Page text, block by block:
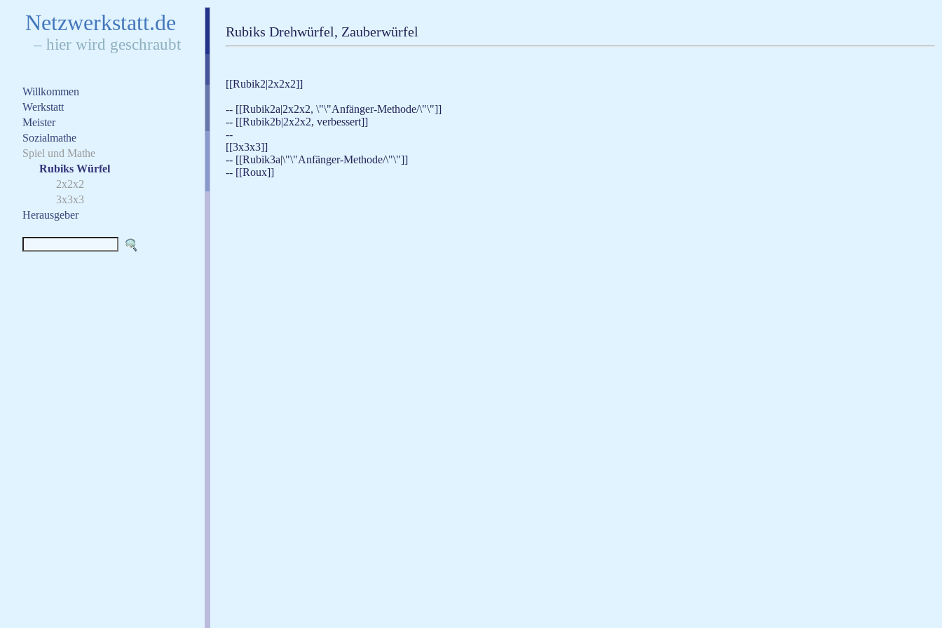
Netzwerkstatt.de
– hier wird geschraubt
Willkommen
Werkstatt
Meister
Sozialmathe
Spiel und Mathe
Rubiks Würfel
2x2x2
3x3x3
Herausgeber
Rubiks Drehwürfel, Zauberwürfel
[[Rubik2|2x2x2]]
-- [[Rubik2a|2x2x2, \"\"Anfänger-Methode/\"\"]]
-- [[Rubik2b|2x2x2, verbessert]]
--
[[3x3x3]]
-- [[Rubik3a|\"\"Anfänger-Methode/\"\"]]
-- [[Roux]]